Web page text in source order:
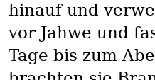
hinauf und
vor Jahwe und
Tage bis zum